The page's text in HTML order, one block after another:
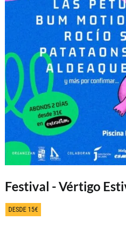
Festival - Vértigo
DESDE 15€